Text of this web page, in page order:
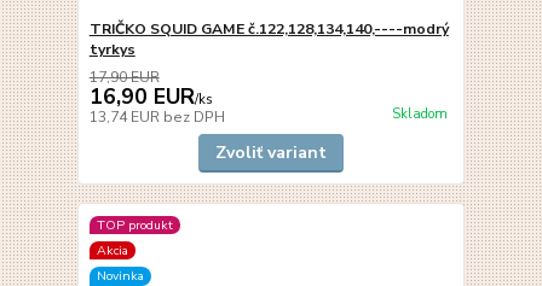
TRIČKO SQUID GAME č.122,128,134,140,----modrý
tyrkys
17,90 EUR
16,90 EUR/ks
13,74 EUR bez DPH Skladom
Zvoliť variant
TOP produkt
Akcia
Novinka